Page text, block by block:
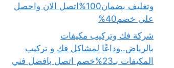
وتغليف بضمان100%اتصل الان واحصل
على خصم40%
شركة فك وتركيب مكيفات
بالرياض..وداعًا لمشاكل فك و تركيب
المكيفات بـ23%خصم اتصل بافضل فني